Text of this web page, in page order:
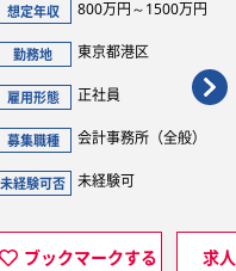
求人詳細を見る
勤